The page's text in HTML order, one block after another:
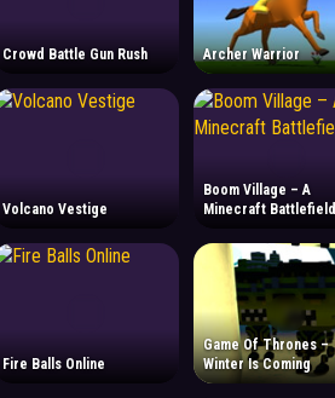
Crowd Battle Gun Rush Archer Warrior
Volcano Vestige
Boom Village – A
Minecraft Battlefield
Fire Balls Online
Game Of Thrones –
Winter Is Coming